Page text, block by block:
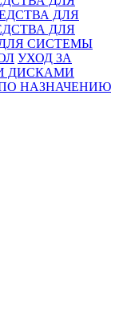
ДЛЯ
ДЛЯ
СИСТЕМЫ
УХОД ЗА
ДИСКАМИ
НАЗНАЧЕНИЮ